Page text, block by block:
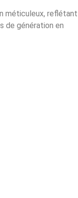
méticuleux, reflétant
de génération en